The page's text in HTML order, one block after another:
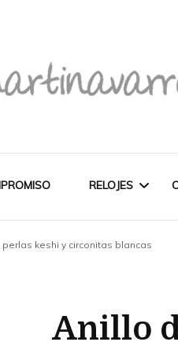
RELOJES
CASIO
keshi y circonitas blancas
Anillo